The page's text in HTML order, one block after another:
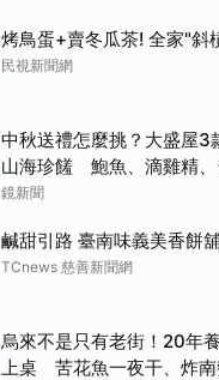
烤鳥蛋+賣冬瓜茶! 全家"斜
民視新聞網
中秋送禮怎麼挑？大盛屋3
山海珍饈 鮑魚、滴雞精、
鏡新聞
鹹甜引路 臺南味義美香餅
TCnews 慈善新聞網
烏來不是只有老街！20年
上桌 苦花魚一夜干、炸